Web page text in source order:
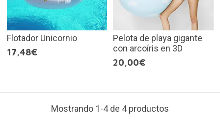
Flotador Unicornio
17,48€
Pelota de playa gigante
con arcoíris en 3D
20,00€
Mostrando 1-4 de 4 productos